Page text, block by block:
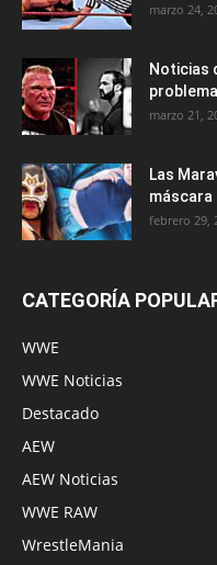
marzo 24,
Noticias
marzo 21,
Las
máscara
febrero 29,
CATEGORÍA
WWE
WWE Noticias
Destacado
AEW
AEW Noticias
WWE RAW
WrestleMania